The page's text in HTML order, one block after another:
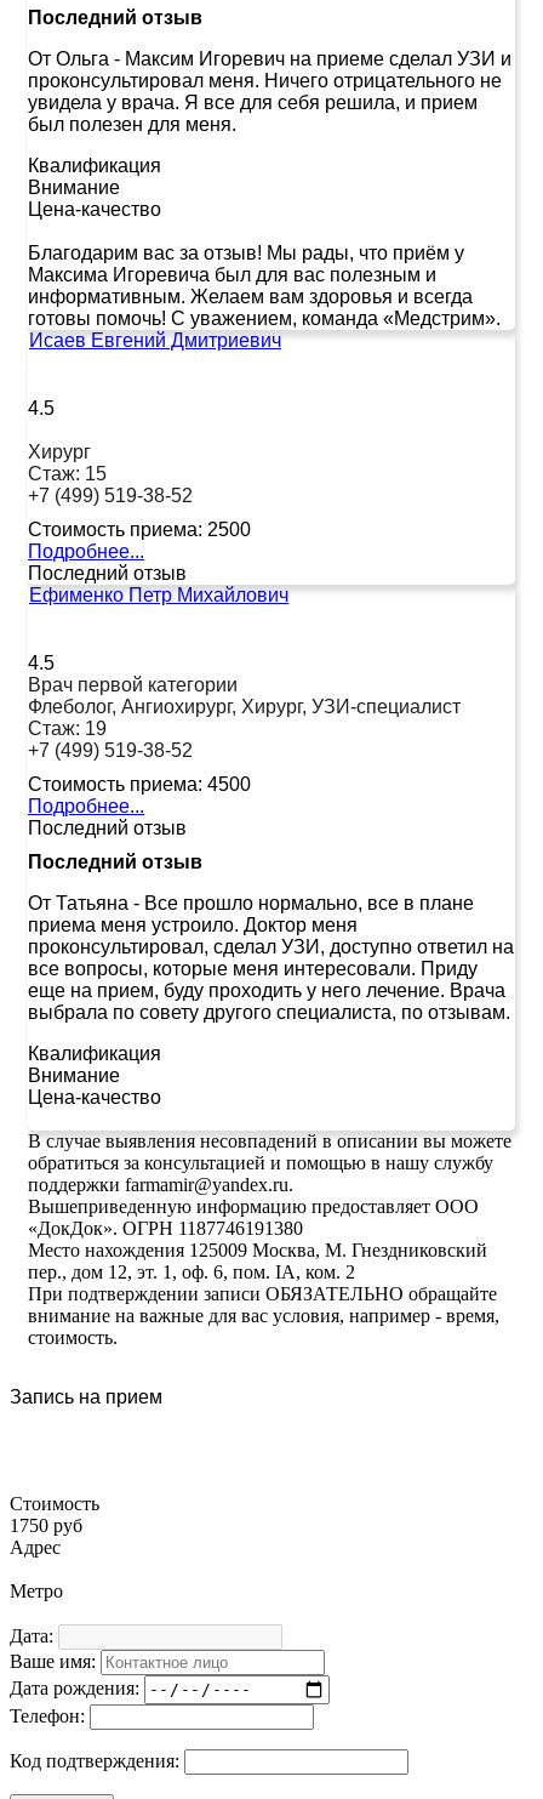
Последний отзыв
От Ольга - Максим Игоревич на приеме сделал УЗИ и
проконсультировал меня. Ничего отрицательного не
увидела у врача. Я все для себя решила, и прием
был полезен для меня.
Квалификация
Внимание
Цена-качество
Благодарим вас за отзыв! Мы рады, что приём у
Максима Игоревича был для вас полезным и
информативным. Желаем вам здоровья и всегда
готовы помочь! С уважением, команда «Медстрим».
Исаев Евгений Дмитриевич
4.5
Хирург
Стаж: 15
+7 (499) 519-38-52
Стоимость приема: 2500
Подробнее...
Последний отзыв
Ефименко Петр Михайлович
4.5
Врач первой категории
Флеболог, Ангиохирург, Хирург, УЗИ-специалист
Стаж: 19
+7 (499) 519-38-52
Стоимость приема: 4500
Подробнее...
Последний отзыв
Последний отзыв
От Татьяна - Все прошло нормально, все в плане
приема меня устроило. Доктор меня
проконсультировал, сделал УЗИ, доступно ответил на
все вопросы, которые меня интересовали. Приду
еще на прием, буду проходить у него лечение. Врача
выбрала по совету другого специалиста, по отзывам.
Квалификация
Внимание
Цена-качество
В случае выявления несовпадений в описании вы можете
обратиться за консультацией и помощью в нашу службу
поддержки farmamir@yandex.ru.
Вышеприведенную информацию предоставляет ООО
«ДокДок». ОГРН 1187746191380
Место нахождения 125009 Москва, М. Гнездниковский
пер., дом 12, эт. 1, оф. 6, пом. IA, ком. 2
При подтверждении записи ОБЯЗАТЕЛЬНО обращайте
внимание на важные для вас условия, например - время,
стоимость.
Запись на прием
Стоимость
1750 руб
Адрес
Метро
Дата:
Ваше имя:
Дата рождения:
Телефон:
Код подтверждения: